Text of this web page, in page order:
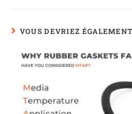
VOUS DEVRIEZ